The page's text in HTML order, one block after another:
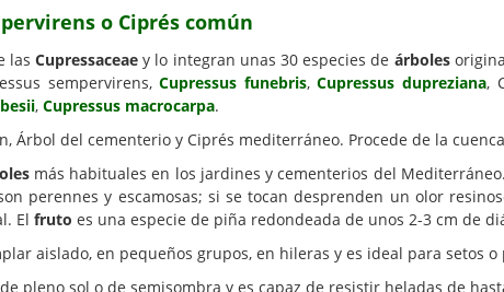
o Ciprés común
las Cupressaceaey lo integran unas 30 especies de árboles
sempervirens,Cupressus funebris,Cupressus dupreziana,
, Cupressus macrocarpa.
Árbol del cementerio y Ciprés mediterráneo. Procede de la
más habituales en los jardines y cementerios del
perennes y escamosas; si se tocan desprenden un olor
El fruto es una especie de piña redondeada de unos 2-3 cm de
aislado, en pequeños grupos, en hileras y es ideal para setos o
de pleno sol o de semisombra y es capaz de resistir heladas de